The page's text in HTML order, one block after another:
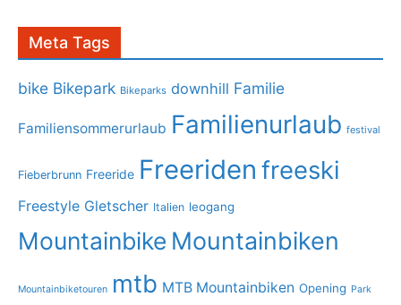
Meta Tags
bike Bikepark Bikeparks downhill Familie
Familiensommerurlaub Familienurlaub festival
Fieberbrunn Freeride Freeriden freeski
Freestyle Gletscher Italien leogang
Mountainbike Mountainbiken
Mountainbiketouren mtb MTB Mountainbiken Opening Park